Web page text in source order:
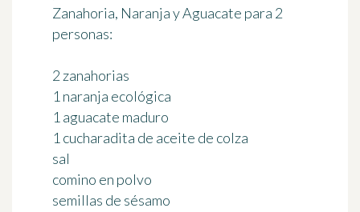
Zanahoria, Naranja y Aguacate para 2
personas:
2 zanahorias
1 naranja ecológica
1 aguacate maduro
1 cucharadita de aceite de colza
sal
comino en polvo
semillas de sésamo